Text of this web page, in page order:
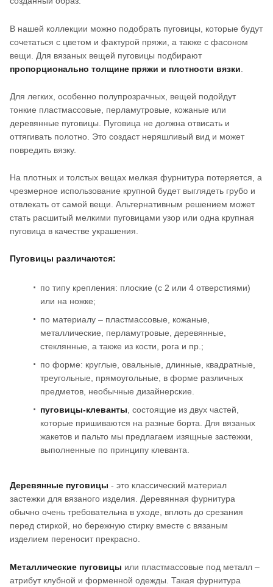
В нашей коллекции можно подобрать пуговицы, которые будут
сочетаться с цветом и фактурой пряжи, а также с фасоном
вещи. Для вязаных вещей пуговицы подбирают
пропорционально толщине пряжи и плотности вязки
Для легких, особенно полупрозрачных, вещей подойдут
тонкие пластмассовые, перламутровые, кожаные или
деревянные пуговицы. Пуговица не должна отвисать и
оттягивать полотно. Это создаст неряшливый вид и может
повредить вязку.
На плотных и толстых вещах мелкая фурнитура потеряется, а
чрезмерное использование крупной будет выглядеть грубо и
отвлекать от самой вещи. Альтернативным решением может
стать расшитый мелкими пуговицами узор или одна крупная
пуговица в качестве украшения.
Пуговицы различаются:
по типу крепления: плоские (с 2 или 4 отверстиями)
или на ножке;
по материалу – пластмассовые, кожаные,
металлические, перламутровые, деревянные,
стеклянные, а также из кости, рога и пр.;
по форме: круглые, овальные, длинные, квадратные,
треугольные, прямоугольные, в форме различных
предметов, необычные дизайнерские.
пуговицы-клеванты, состоящие из двух частей,
которые пришиваются на разные борта. Для вязаных
жакетов и пальто мы предлагаем изящные застежки,
выполненные по принципу клеванта.
Деревянные пуговицы - это классический материал
застежки для вязаного изделия. Деревянная фурнитура
обычно очень требовательна в уходе, вплоть до срезания
перед стиркой, но бережную стирку вместе с вязаным
изделием переносит прекрасно.
Металлические пуговицы или пластмассовые под металл –
атрибут клубной и форменной одежды. Такая фурнитура